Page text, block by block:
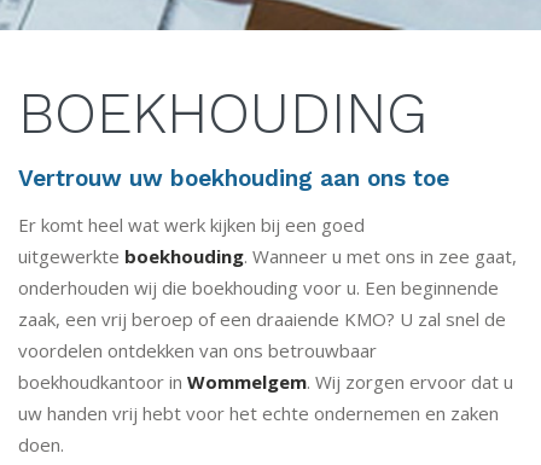
BOEKHOUDING
Vertrouw uw boekhouding aan ons toe
Er komt heel wat werk kijken bij een goed
uitgewerkte boekhouding. Wanneer u met ons in zee gaat,
onderhouden wij die boekhouding voor u. Een beginnende
zaak, een vrij beroep of een draaiende KMO? U zal snel de
voordelen ontdekken van ons betrouwbaar
boekhoudkantoor in Wommelgem. Wij zorgen ervoor dat u
uw handen vrij hebt voor het echte ondernemen en zaken
doen.